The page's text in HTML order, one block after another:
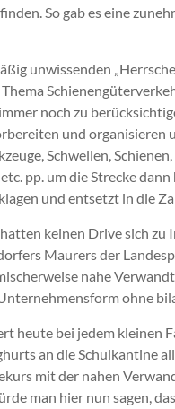
So gab es eine
unwissenden
noch zu
und organisieren
Schwellen,
pp. um die Strecke
und entsetzt in die
keinen Drive sich
Maurers der
nahe
ohne
heute bei jedem kleinen
an die Schulkantine
mit der nahen
man hier nun sagen,